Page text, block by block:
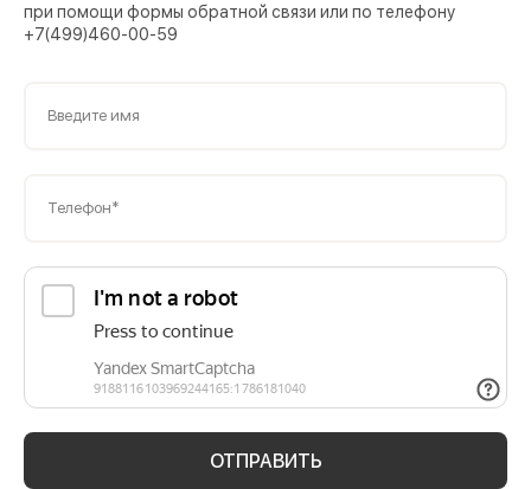
при помощи формы обратной связи или по телефону
+7(499)460-00-59
Введите имя
Телефон*
ОТПРАВИТЬ